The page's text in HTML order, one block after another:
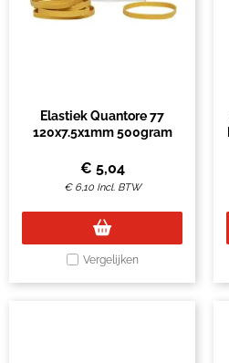
Elastiek Quantore 77
120x7.5x1mm 500gram
€ 5,04
€ 6,10 Incl. BTW
Vergelijken